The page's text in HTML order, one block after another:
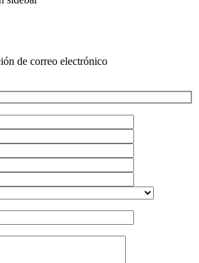
de correo electrónico